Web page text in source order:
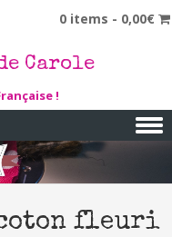
0 items - 0,00€
Carole
!
fleuri